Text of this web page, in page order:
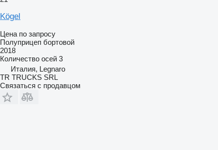
Kögel
Цена по запросу
Полуприцеп бортовой
2018
Количество осей 3
Италия, Legnaro
TR TRUCKS SRL
Связаться с продавцом